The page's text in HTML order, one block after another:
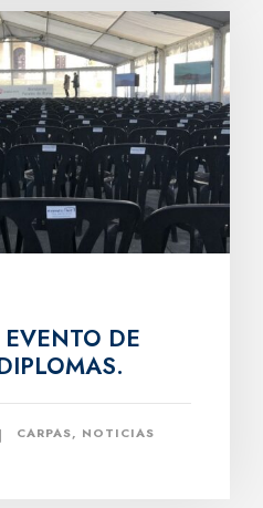
DE
CARPAS, NOTICIAS